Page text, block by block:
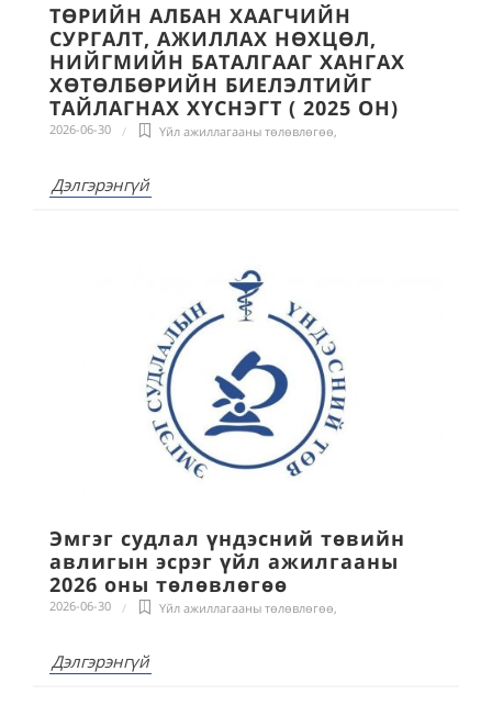
ТӨРИЙН АЛБАН ХААГЧИЙН
СУРГАЛТ, АЖИЛЛАХ НӨХЦӨЛ,
НИЙГМИЙН БАТАЛГААГ ХАНГАХ
ХӨТӨЛБӨРИЙН БИЕЛЭЛТИЙГ
ТАЙЛАГНАХ ХҮСНЭГТ ( 2025 ОН)
2026-06-30 Үйл ажиллагааны төлөвлөгөө,
Дэлгэрэнгүй
Эмгэг судлал үндэсний төвийн
авлигын эсрэг үйл ажилгааны
2026 оны төлөвлөгөө
2026-06-30 Үйл ажиллагааны төлөвлөгөө,
Дэлгэрэнгүй